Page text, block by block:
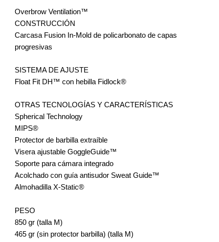
Overbrow Ventilation™
CONSTRUCCIÓN
Carcasa Fusion In-Mold de policarbonato de capas
progresivas
SISTEMA DE AJUSTE
Float Fit DH™ con hebilla Fidlock®
OTRAS TECNOLOGÍAS Y CARACTERÍSTICAS
Spherical Technology
MIPS®
Protector de barbilla extraíble
Visera ajustable GoggleGuide™
Soporte para cámara integrado
Acolchado con guía antisudor Sweat Guide™
Almohadilla X-Static®
PESO
850 gr (talla M)
465 gr (sin protector barbilla) (talla M)